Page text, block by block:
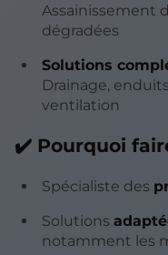
Assainissement
dégradées
Solutions
Drainage,
ventilation
✔️ Pourquoi
Spécialiste des
Solutions
notamment les